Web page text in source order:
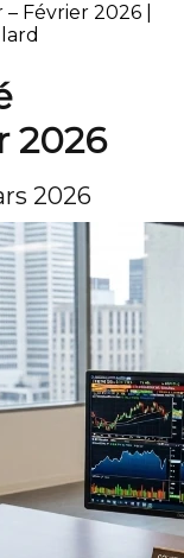
Février 2026 |
2026
2026